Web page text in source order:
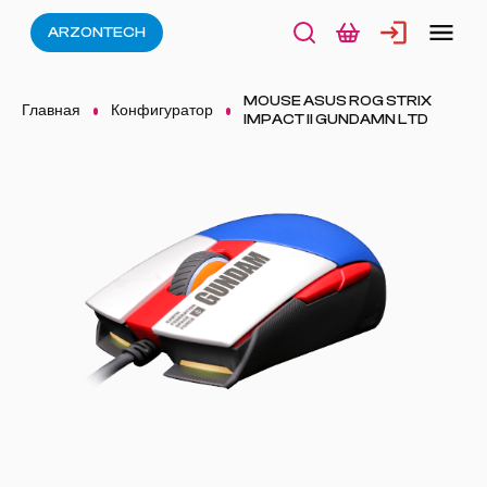
ARZONTECH
Главная Конфигуратор
MOUSE ASUS ROG STRIX
IMPACT II GUNDAMN LTD